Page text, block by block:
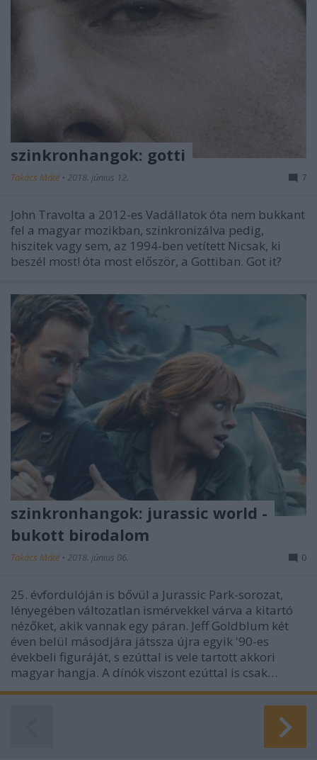
szinkronhangok: gotti
Takács Máté • 2018. június 12. 7
John Travolta a 2012-es Vadállatok óta nem bukkant
fel a magyar mozikban, szinkronizálva pedig,
hiszitek vagy sem, az 1994-ben vetített Nicsak, ki
beszél most! óta most először, a Gottiban. Got it?
szinkronhangok: jurassic world -
bukott birodalom
Takács Máté • 2018. június 06. 0
25. évfordulóján is bővül a Jurassic Park-sorozat,
lényegében változatlan ismérvekkel várva a kitartó
nézőket, akik vannak egy páran. Jeff Goldblum két
éven belül másodjára játssza újra egyik '90-es
évekbeli figuráját, s ezúttal is vele tartott akkori
magyar hangja. A dínók viszont ezúttal is csak…